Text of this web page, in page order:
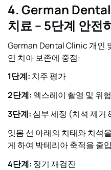
4. German
치료 – 5단계 안전
German Dental Clinic개인
연 치아 보존에 중점:
1단계: 치주 평가
2단계: 엑스레이 촬영 및 위
3단계: 심부 세정 (치석 제거
잇몸 선 아래의 치태와 치석
게 하여 박테리아 축적을 줄
4단계: 정기 재검진